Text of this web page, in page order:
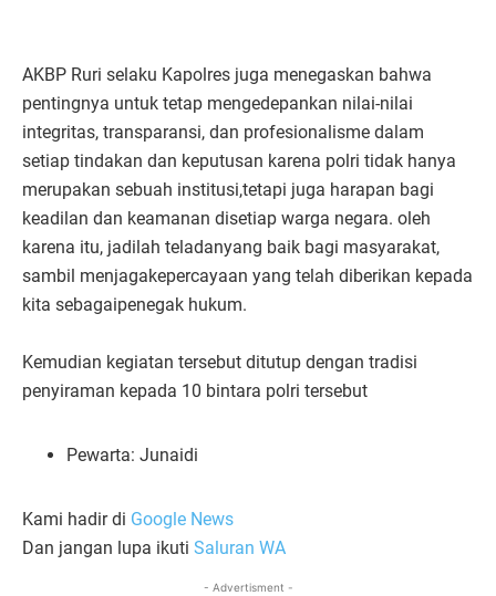
AKBP Ruri selaku Kapolres juga menegaskan bahwa
pentingnya untuk tetap mengedepankan nilai-nilai
integritas, transparansi, dan profesionalisme dalam
setiap tindakan dan keputusan karena polri tidak hanya
merupakan sebuah institusi,tetapi juga harapan bagi
keadilan dan keamanan disetiap warga negara. oleh
karena itu, jadilah teladanyang baik bagi masyarakat,
sambil menjagakepercayaan yang telah diberikan kepada
kita sebagaipenegak hukum.
Kemudian kegiatan tersebut ditutup dengan tradisi
penyiraman kepada 10 bintara polri tersebut
Pewarta: Junaidi
Kami hadir di Google News
Dan jangan lupa ikuti Saluran WA
- Advertisment -